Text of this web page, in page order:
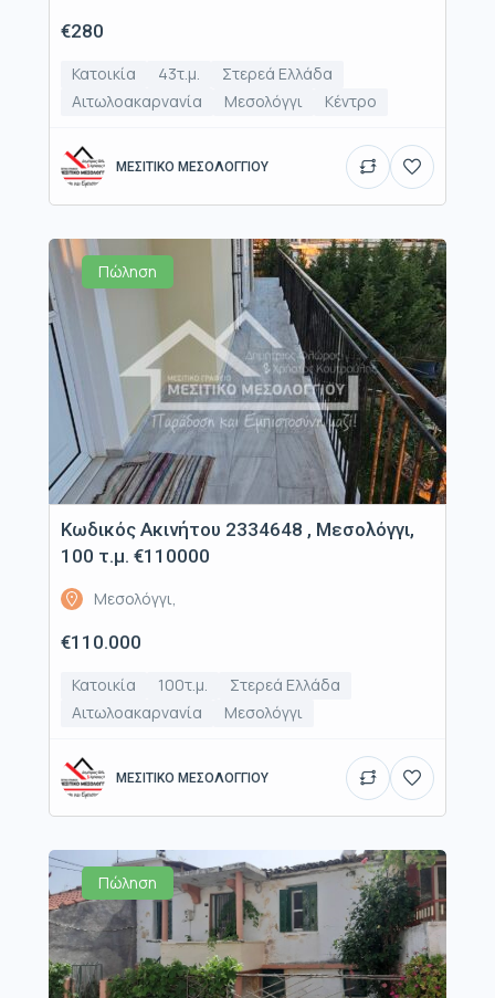
€280
Κατοικία 43τ.μ.
Στερεά Ελλάδα
Αιτωλοακαρνανία
Μεσολόγγι Κέντρο
ΜΕΣΙΤΙΚΟ ΜΕΣΟΛΟΓΓΙΟΥ
Πώληση
Κωδικός Ακινήτου 2334648 , Μεσολόγγι,
100 τ.μ. €110000
Μεσολόγγι,
€110.000
Κατοικία 100τ.μ.
Στερεά Ελλάδα
Αιτωλοακαρνανία
Μεσολόγγι
ΜΕΣΙΤΙΚΟ ΜΕΣΟΛΟΓΓΙΟΥ
Πώληση